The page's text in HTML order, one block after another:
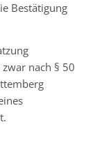
Bestätigung
nach § 50